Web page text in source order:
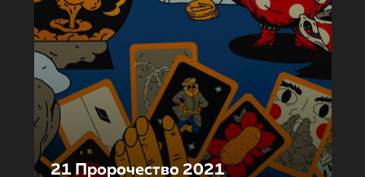
21 Пророчество 2021